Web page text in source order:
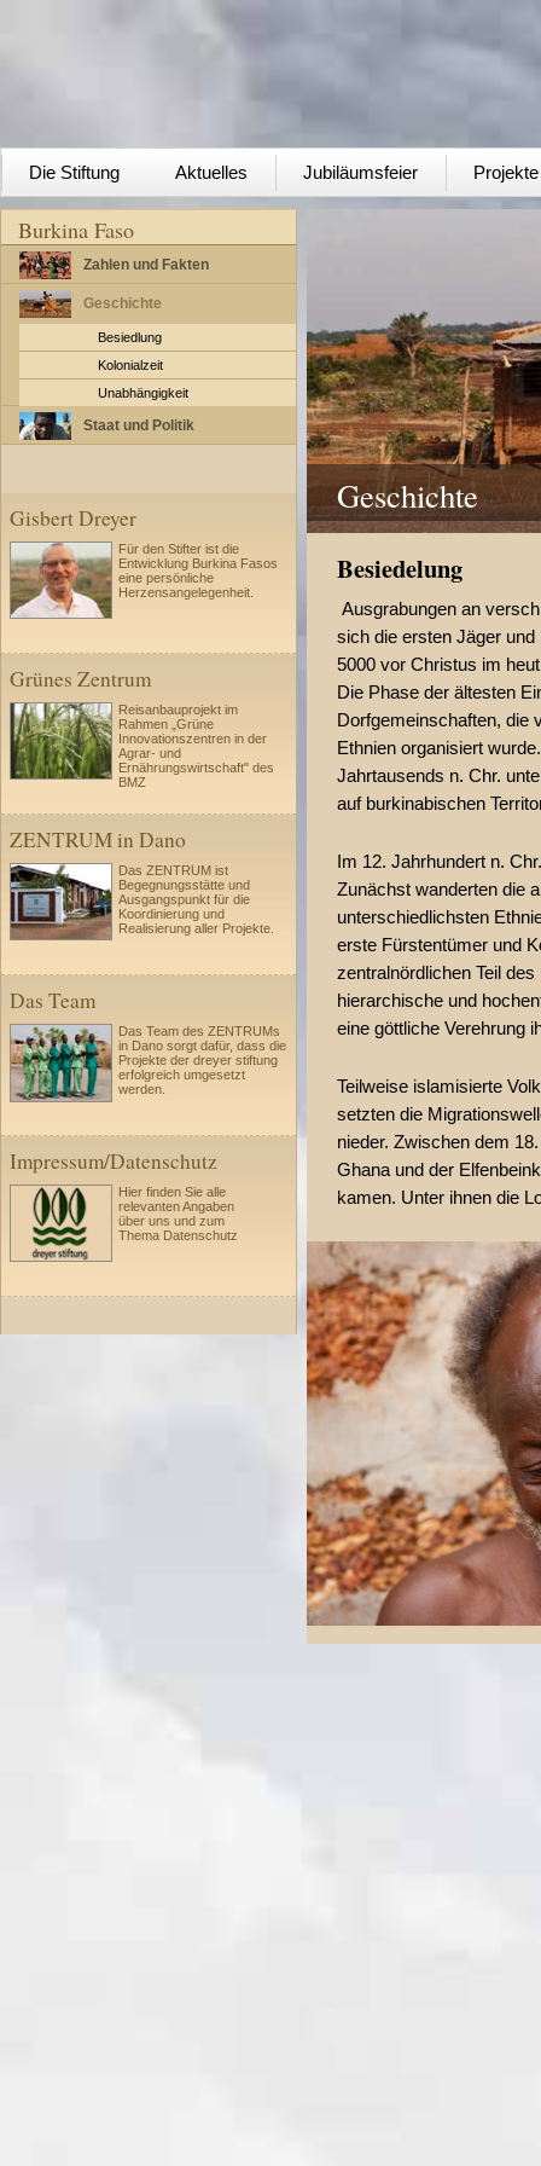
Die Stiftung Aktuelles Jubiläumsfeier Projekte
Burkina Faso
Zahlen und Fakten
Geschichte
Besiedlung
Kolonialzeit
Unabhängigkeit
Staat und Politik
Gisbert Dreyer
Für den Stifter ist die
Entwicklung Burkina Fasos
eine persönliche
Herzensangelegenheit.
Grünes Zentrum
Reisanbauprojekt im
Rahmen „Grüne
Innovationszentren in der
Agrar- und
Ernährungswirtschaft" des
BMZ
ZENTRUM in Dano
Das ZENTRUM ist
Begegnungsstätte und
Ausgangspunkt für die
Koordinierung und
Realisierung aller Projekte.
Das Team
Das Team des ZENTRUMs
in Dano sorgt dafür, dass die
Projekte der dreyer stiftung
erfolgreich umgesetzt
werden.
Impressum/Datenschutz
Hier finden Sie alle
relevanten Angaben
über uns und zum
Thema Datenschutz
Geschichte
Besiedelung
Ausgrabungen an
sich die ersten Jäger
5000 vor Christus im
Die Phase der ältesten
Dorfgemeinschaften, die
Ethnien organisiert
Jahrtausends n. Chr.
auf burkinabischen
Im 12. Jahrhundert n.
Zunächst wanderten die
unterschiedlichsten
erste Fürstentümer und
zentralnördlichen Teil
hierarchische und
eine göttliche Verehrung
Teilweise islamisierte
setzten die
nieder. Zwischen dem
Ghana und der
kamen. Unter ihnen die